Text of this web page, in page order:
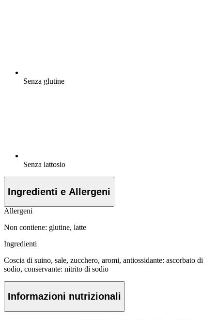
Senza glutine
Senza lattosio
Ingredienti e Allergeni
Allergeni
Non contiene: glutine, latte
Ingredienti
Coscia di suino, sale, zucchero, aromi, antiossidante: ascorbato di
sodio, conservante: nitrito di sodio
Informazioni nutrizionali